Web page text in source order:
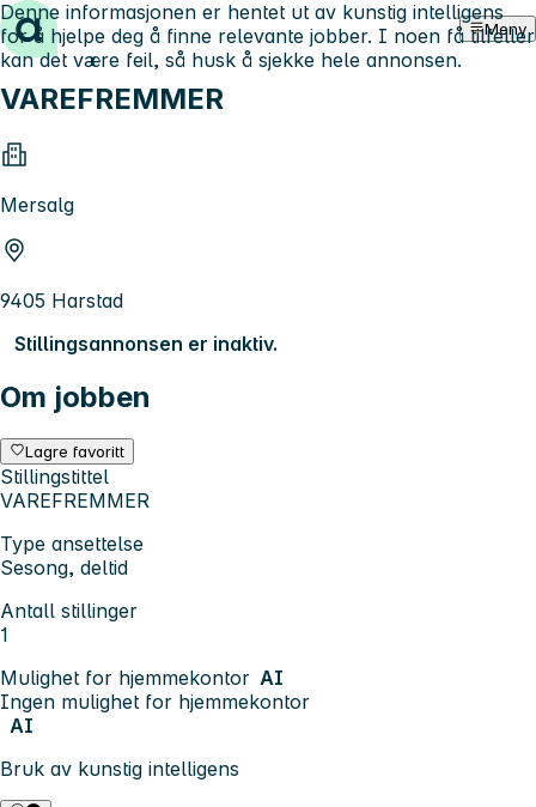
Hopp til innhold Meny
VAREFREMMER
Mersalg
9405 Harstad
Stillingsannonsen er inaktiv.
Om jobben
Lagre favoritt
Stillingstittel
VAREFREMMER
Type ansettelse
Sesong, deltid
Antall stillinger
1
Mulighet for hjemmekontor AI
Ingen mulighet for hjemmekontor
AI
Bruk av kunstig intelligens
Denne informasjonen er hentet ut av kunstig intelligens
for å hjelpe deg å finne relevante jobber. I noen få tilfeller
kan det være feil, så husk å sjekke hele annonsen.